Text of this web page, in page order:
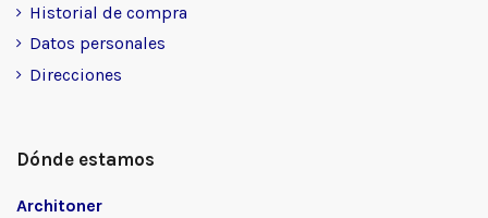
Historial de compra
Datos personales
Direcciones
Dónde estamos
Architoner